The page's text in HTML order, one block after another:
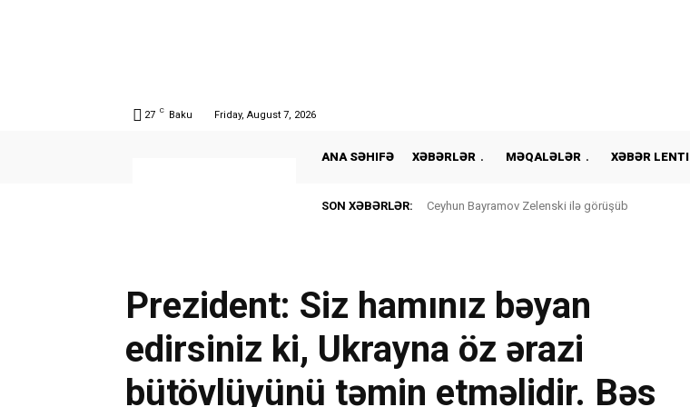
27 C Baku Friday, August 7, 2026
ANA SƏHIFƏ XƏBƏRLƏR MƏQALƏLƏR XƏBƏR LENTI
SON XƏBƏRLƏR: Ceyhun Bayramov Zelenski ilə görüşüb
Prezident: Siz hamınız bəyan
edirsiniz ki, Ukrayna öz ərazi
bütövlüyünü təmin etməlidir. Bəs